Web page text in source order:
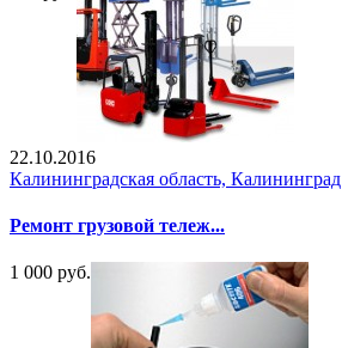
22.10.2016
Калининградская область, Калининград
Ремонт грузовой тележ...
1 000 руб.